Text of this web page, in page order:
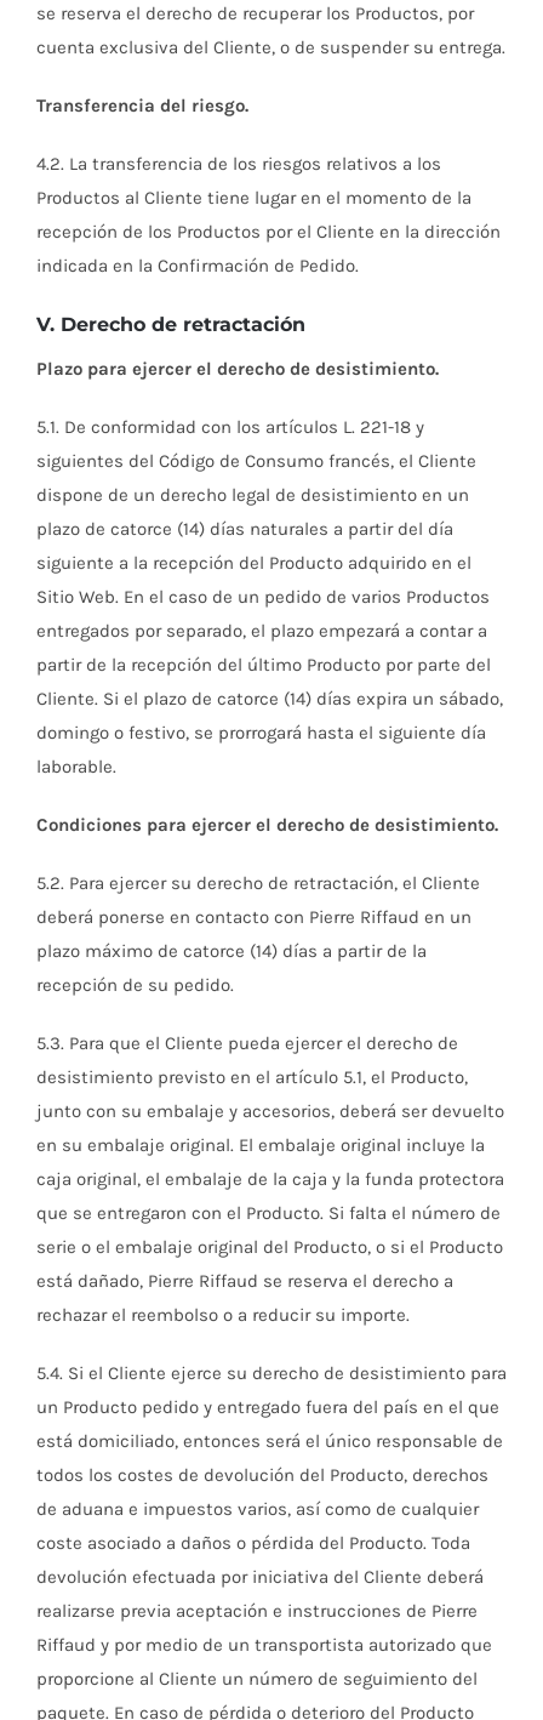
se reserva el derecho de recuperar los Productos, por
cuenta exclusiva del Cliente, o de suspender su entrega.
Transferencia del riesgo.
4.2. La transferencia de los riesgos relativos a los
Productos al Cliente tiene lugar en el momento de la
recepción de los Productos por el Cliente en la dirección
indicada en la Confirmación de Pedido.
V. Derecho de retractación
Plazo para ejercer el derecho de desistimiento.
5.1. De conformidad con los artículos L. 221-18 y
siguientes del Código de Consumo francés, el Cliente
dispone de un derecho legal de desistimiento en un
plazo de catorce (14) días naturales a partir del día
siguiente a la recepción del Producto adquirido en el
Sitio Web. En el caso de un pedido de varios Productos
entregados por separado, el plazo empezará a contar a
partir de la recepción del último Producto por parte del
Cliente. Si el plazo de catorce (14) días expira un sábado,
domingo o festivo, se prorrogará hasta el siguiente día
laborable.
Condiciones para ejercer el derecho de desistimiento.
5.2. Para ejercer su derecho de retractación, el Cliente
deberá ponerse en contacto con Pierre Riffaud en un
plazo máximo de catorce (14) días a partir de la
recepción de su pedido.
5.3. Para que el Cliente pueda ejercer el derecho de
desistimiento previsto en el artículo 5.1, el Producto,
junto con su embalaje y accesorios, deberá ser devuelto
en su embalaje original. El embalaje original incluye la
caja original, el embalaje de la caja y la funda protectora
que se entregaron con el Producto. Si falta el número de
serie o el embalaje original del Producto, o si el Producto
está dañado, Pierre Riffaud se reserva el derecho a
rechazar el reembolso o a reducir su importe.
5.4. Si el Cliente ejerce su derecho de desistimiento para
un Producto pedido y entregado fuera del país en el que
está domiciliado, entonces será el único responsable de
todos los costes de devolución del Producto, derechos
de aduana e impuestos varios, así como de cualquier
coste asociado a daños o pérdida del Producto. Toda
devolución efectuada por iniciativa del Cliente deberá
realizarse previa aceptación e instrucciones de Pierre
Riffaud y por medio de un transportista autorizado que
proporcione al Cliente un número de seguimiento del
paquete. En caso de pérdida o deterioro del Producto